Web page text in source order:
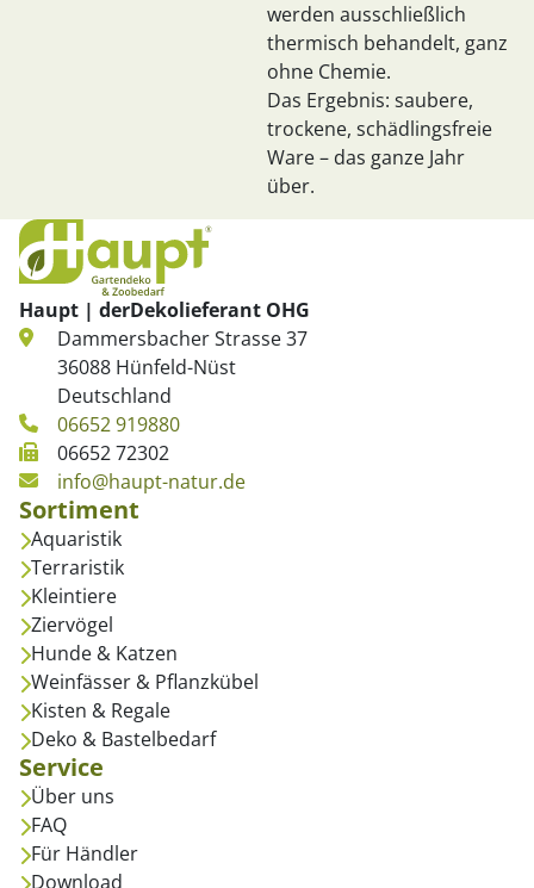
werden ausschließlich
thermisch behandelt, ganz
ohne Chemie.
Das Ergebnis: saubere,
trockene, schädlingsfreie
Ware – das ganze Jahr
über.
Haupt | derDekolieferant OHG
Dammersbacher Strasse 37
36088 Hünfeld-Nüst
Deutschland
06652 919880
06652 72302
info@haupt-natur.de
Sortiment
Aquaristik
Terraristik
Kleintiere
Ziervögel
Hunde & Katzen
Weinfässer & Pflanzkübel
Kisten & Regale
Deko & Bastelbedarf
Service
Über uns
FAQ
Für Händler
Download